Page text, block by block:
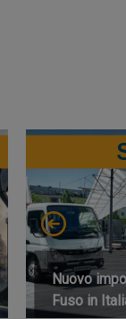
Nuovo
Fuso in